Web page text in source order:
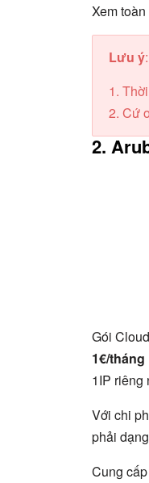
Xem
Lưu ý
1.
2. Cứ
2.
Gói
1€/tháng
1IP riêng
Với chi
phải
Cung